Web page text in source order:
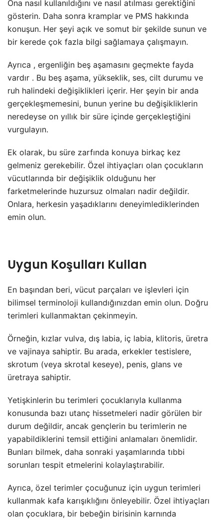
Ona nasıl kullanıldığını ve nasıl atılması gerektiğini
gösterin. Daha sonra kramplar ve PMS hakkında
konuşun. Her şeyi açık ve somut bir şekilde sunun ve
bir kerede çok fazla bilgi sağlamaya çalışmayın.
Ayrıca , ergenliğin beş aşamasını geçmekte fayda
vardır . Bu beş aşama, yükseklik, ses, cilt durumu ve
ruh halindeki değişiklikleri içerir. Her şeyin bir anda
gerçekleşmemesini, bunun yerine bu değişikliklerin
neredeyse on yıllık bir süre içinde gerçekleştiğini
vurgulayın.
Ek olarak, bu süre zarfında konuya birkaç kez
gelmeniz gerekebilir. Özel ihtiyaçları olan çocukların
vücutlarında bir değişiklik olduğunu her
farketmelerinde huzursuz olmaları nadir değildir.
Onlara, herkesin yaşadıklarını deneyimlediklerinden
emin olun.
Uygun Koşulları Kullan
En başından beri, vücut parçaları ve işlevleri için
bilimsel terminoloji kullandığınızdan emin olun. Doğru
terimleri kullanmaktan çekinmeyin.
Örneğin, kızlar vulva, dış labia, iç labia, klitoris, üretra
ve vajinaya sahiptir. Bu arada, erkekler testislere,
skrotum (veya skrotal keseye), penis, glans ve
üretraya sahiptir.
Yetişkinlerin bu terimleri çocuklarıyla kullanma
konusunda bazı utanç hissetmeleri nadir görülen bir
durum değildir, ancak gençlerin bu terimlerin ne
yapabildiklerini temsil ettiğini anlamaları önemlidir.
Bunları bilmek, daha sonraki yaşamlarında tıbbi
sorunları tespit etmelerini kolaylaştırabilir.
Ayrıca, özel terimler çocuğunuz için uygun terimleri
kullanmak kafa karışıklığını önleyebilir. Özel ihtiyaçları
olan çocuklara, bir bebeğin birisinin karnında